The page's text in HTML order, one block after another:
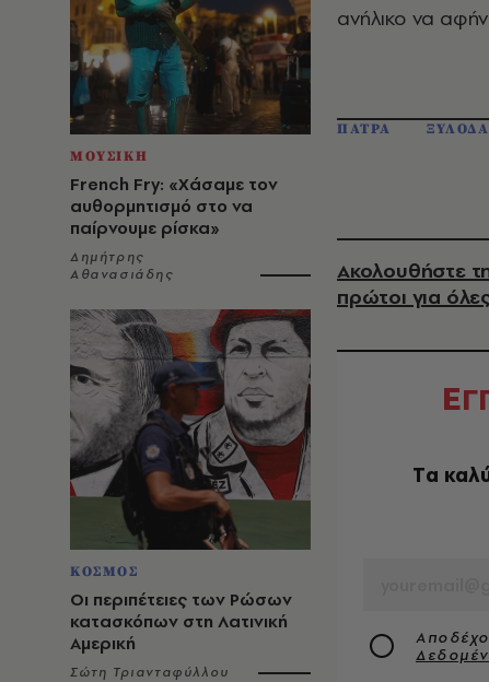
ΜΟΥΣΙΚΗ
French Fry: «Χάσαμε τον
αυθορμητισμό στο να
παίρνουμε ρίσκα»
Δημήτρης
Αθανασιάδης
ΚΟΣΜΟΣ
Οι περιπέτειες των Ρώσων
κατασκόπων στη Λατινική
Αμερική
Σώτη Τριανταφύλλου
ανήλικο να
ΠΑΤΡΑ
Ακολουθήστε
πρώτοι για
Ε
Tα